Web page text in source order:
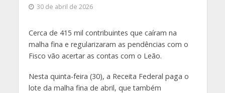
30 de abril de 2026
Cerca de 415 mil contribuintes que caíram na
malha fina e regularizaram as pendências com o
Fisco vão acertar as contas com o Leão.
Nesta quinta-feira (30), a Receita Federal paga o
lote da malha fina de abril, que também